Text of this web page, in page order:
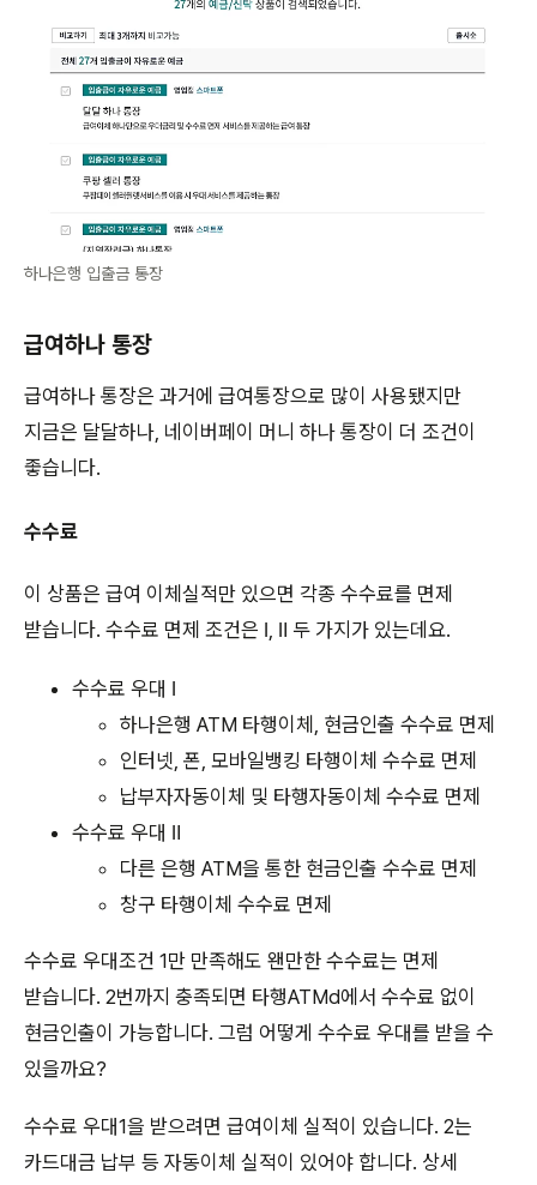
하나은행 입출금 통장
급여하나 통장
급여하나 통장은 과거에 급여통장으로 많이 사용됐지만
지금은 달달하나, 네이버페이 머니 하나 통장이 더 조건이
좋습니다.
수수료
이 상품은 급여 이체실적만 있으면 각종 수수료를 면제
받습니다. 수수료 면제 조건은 Ⅰ, Ⅱ 두 가지가 있는데요.
수수료 우대 Ⅰ
하나은행 ATM 타행이체, 현금인출 수수료 면제
인터넷, 폰, 모바일뱅킹 타행이체 수수료 면제
납부자자동이체 및 타행자동이체 수수료 면제
수수료 우대 Ⅱ
다른 은행 ATM을 통한 현금인출 수수료 면제
창구 타행이체 수수료 면제
수수료 우대조건 1만 만족해도 왠만한 수수료는 면제
받습니다. 2번까지 충족되면 타행ATMd에서 수수료 없이
현금인출이 가능합니다. 그럼 어떻게 수수료 우대를 받을 수
있을까요?
수수료 우대1을 받으려면 급여이체 실적이 있습니다. 2는
카드대금 납부 등 자동이체 실적이 있어야 합니다. 상세